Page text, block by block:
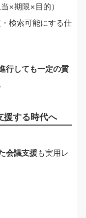
×期限×目的）
検索可能にする仕
行しても一定の質
援する時代へ
会議支援も実用レ